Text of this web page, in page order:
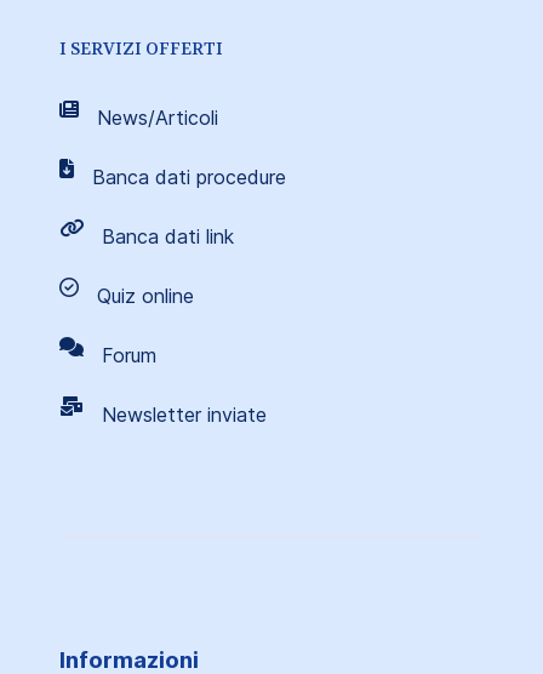
I SERVIZI OFFERTI
News/Articoli
Banca dati procedure
Banca dati link
Quiz online
Forum
Newsletter inviate
Informazioni